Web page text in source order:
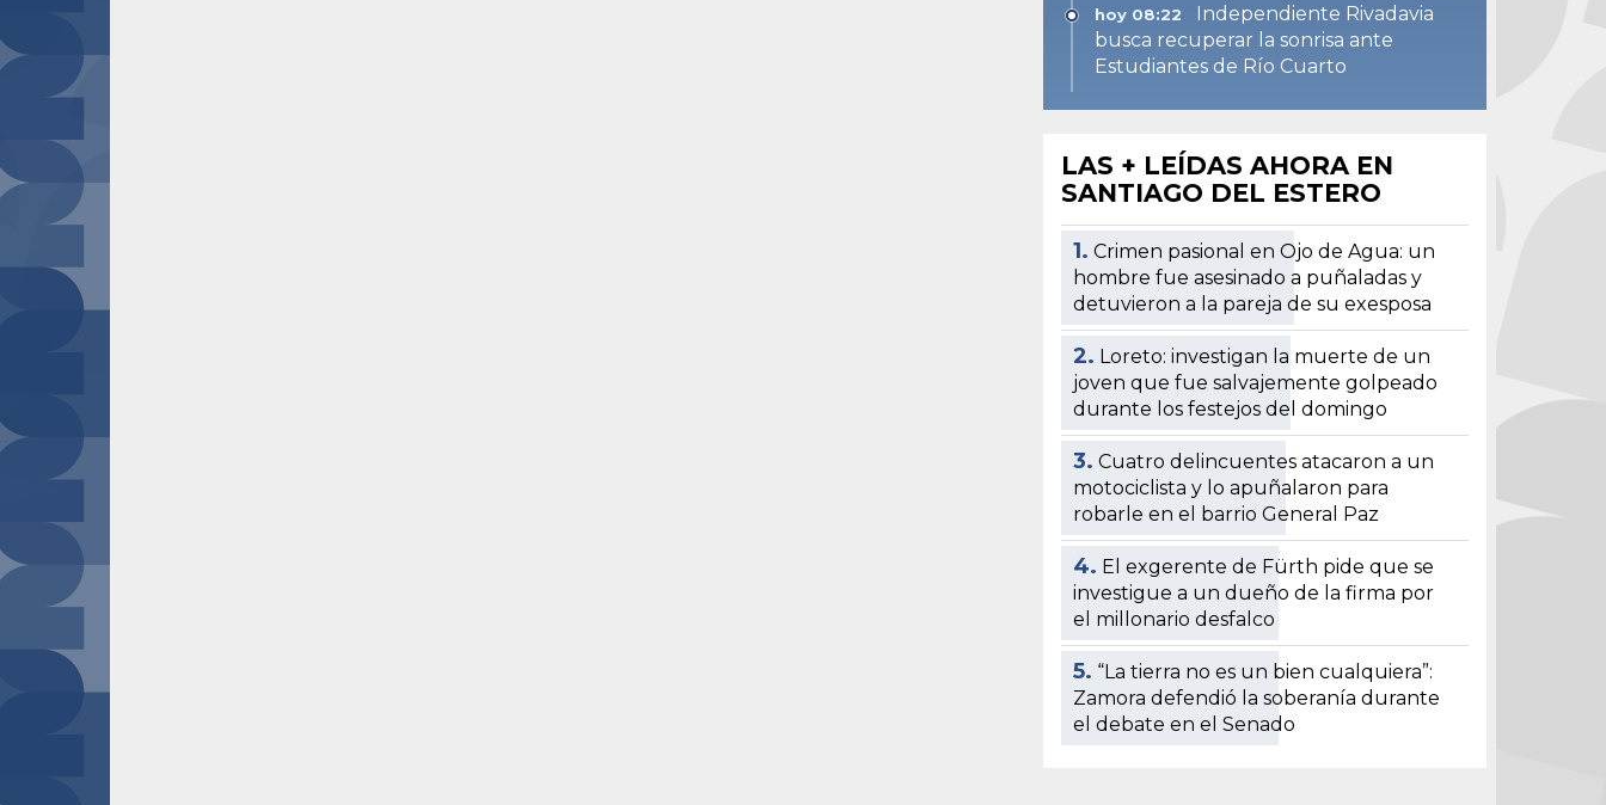
hoy 08:22
Independiente Rivadavia
busca recuperar la sonrisa ante
Estudiantes de Río Cuarto
LAS + LEÍDAS AHORA EN
SANTIAGO DEL ESTERO
1. Crimen pasional en Ojo de Agua: un
hombre fue asesinado a puñaladas y
detuvieron a la pareja de su exesposa
2. Loreto: investigan la muerte de un
joven que fue salvajemente golpeado
durante los festejos del domingo
3. Cuatro delincuentes atacaron a un
motociclista y lo apuñalaron para
robarle en el barrio General Paz
4. El exgerente de Fürth pide que se
investigue a un dueño de la firma por
el millonario desfalco
5. “La tierra no es un bien cualquiera”:
Zamora defendió la soberanía durante
el debate en el Senado